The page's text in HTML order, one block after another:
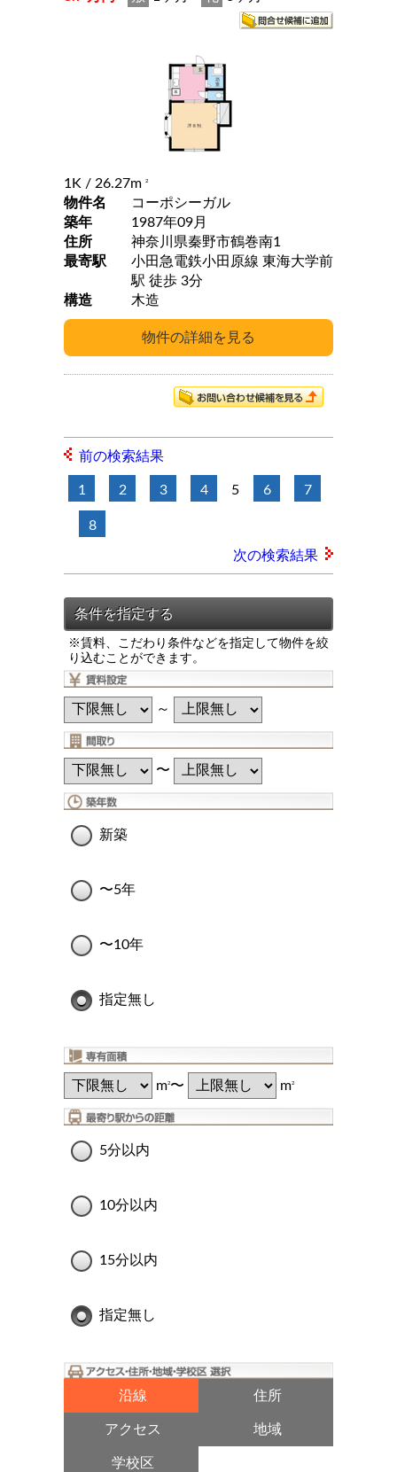
1K / 26.27m 2
物件名
コーポシーガル
築年
1987年09月
住所
神奈川県秦野市鶴巻南1
最寄駅
小田急電鉄小田原線 東海大学前
駅 徒歩 3分
構造
木造
前の検索結果
1 2 3 4 5 6 7
8
次の検索結果
※賃料、こだわり条件などを指定して物件を絞
り込むことができます。
～
〜
新築
〜5年
〜10年
指定無し
m2〜 m2
5分以内
10分以内
15分以内
指定無し
沿線 住所
アクセス 地域
学校区